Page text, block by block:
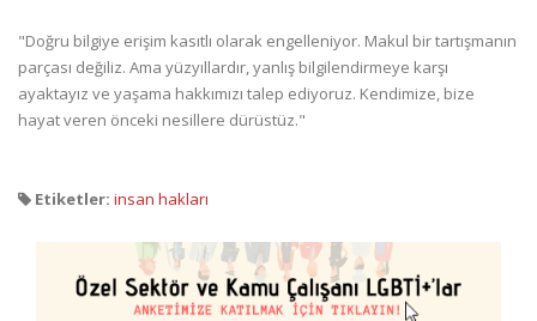
"Doğru bilgiye erişim kasıtlı olarak engelleniyor. Makul bir tartışmanın
parçası değiliz. Ama yüzyıllardır, yanlış bilgilendirmeye karşı
ayaktayız ve yaşama hakkımızı talep ediyoruz. Kendimize, bize
hayat veren önceki nesillere dürüstüz."
Etiketler: insan hakları